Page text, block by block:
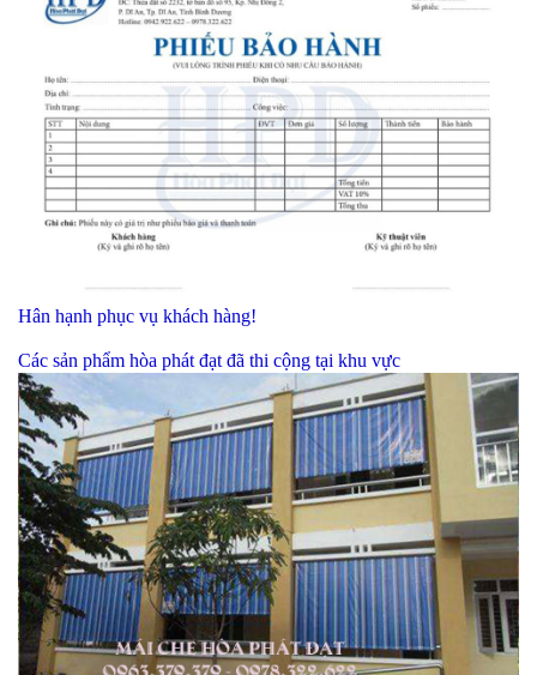
Hân hạnh phục vụ khách hàng!
Các sản phẩm hòa phát đạt đã thi cộng tại khu vực